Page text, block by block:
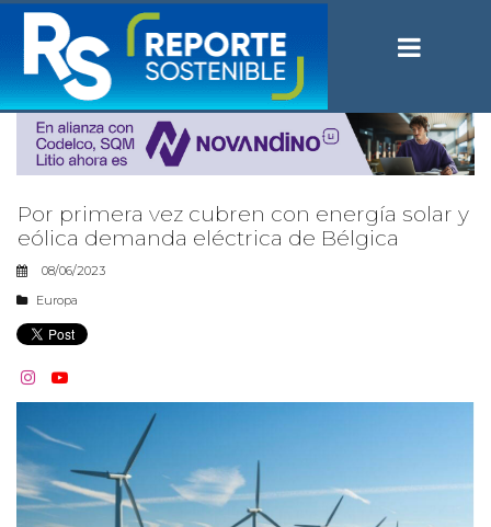
Por primera vez cubren con energía solar y
eólica demanda eléctrica de Bélgica
08/06/2023
Europa
 